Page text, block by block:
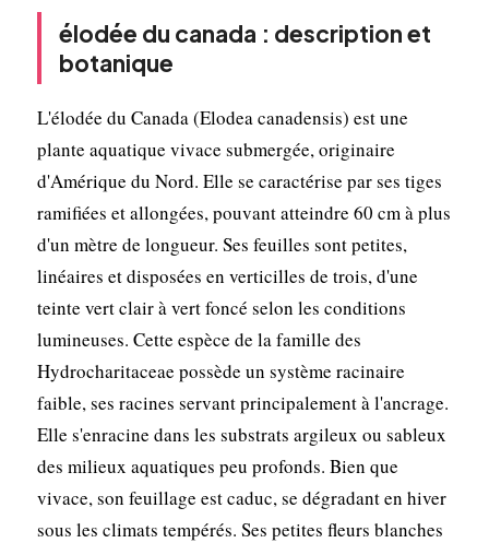
élodée du canada : description et
botanique
L'élodée du Canada (Elodea canadensis) est une
plante aquatique vivace submergée, originaire
d'Amérique du Nord. Elle se caractérise par ses tiges
ramifiées et allongées, pouvant atteindre 60 cm à plus
d'un mètre de longueur. Ses feuilles sont petites,
linéaires et disposées en verticilles de trois, d'une
teinte vert clair à vert foncé selon les conditions
lumineuses. Cette espèce de la famille des
Hydrocharitaceae possède un système racinaire
faible, ses racines servant principalement à l'ancrage.
Elle s'enracine dans les substrats argileux ou sableux
des milieux aquatiques peu profonds. Bien que
vivace, son feuillage est caduc, se dégradant en hiver
sous les climats tempérés. Ses petites fleurs blanches